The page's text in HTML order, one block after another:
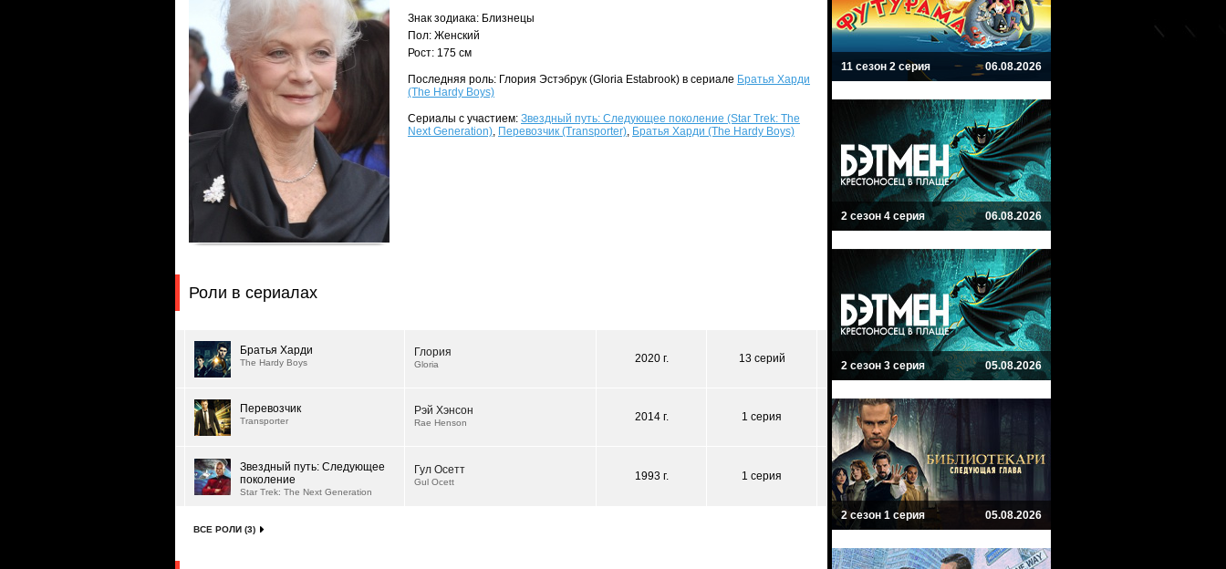
Знак зодиака: Близнецы
Пол: Женский
Рост: 175 см
Последняя роль: Глория Эстэбрук (Gloria Estabrook) в сериале Братья Харди
(The Hardy Boys)
Сериалы с участием: Звездный путь: Следующее поколение (Star Trek: The
Next Generation), Перевозчик (Transporter), Братья Харди (The Hardy Boys)
Роли в сериалах
Братья Харди
The Hardy Boys
Глория
Gloria 2020 г. 13 серий
Перевозчик
Transporter
Рэй Хэнсон
Rae Henson 2014 г. 1 серия
Звездный путь: Следующее
поколение
Star Trek: The Next Generation
Гул Осетт
Gul Ocett 1993 г. 1 серия
ВСЕ РОЛИ (3)
11 сезон 2 серия 06.08.2026
2 сезон 4 серия 06.08.2026
2 сезон 3 серия 05.08.2026
2 сезон 1 серия 05.08.2026